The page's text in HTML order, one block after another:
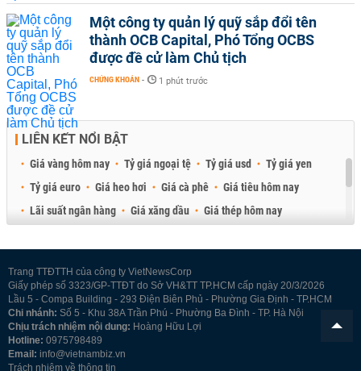
Một công ty quản lý quỹ sắp đổi tên
thành OCB Capital, Phó Tổng OCBS
được đề cử làm Chủ tịch
CHỨNG KHOÁN - 1 phút trước
LIÊN KẾT NỔI BẬT
Giá vàng hôm nay Tỷ giá ngoại tệ Tỷ giá usd
Tỷ giá yen
Tỷ giá euro
Giá heo hơi Giá cà phê
Giá tiêu hôm nay
Lãi suất ngân hàng
Giá xăng dầu
Giá thép hôm nay
Trang TTĐTTH của công ty VietNewsCorp
Giấy phép số 3323/GP-TTĐT do Sở VH&TT TP.HCM cấp ngày 20/3/2026
Lầu 5 - Compa Building - 293 Điện Biên Phủ - Phường Gia Định - TP.HCM
Chi nhánh: Số 5 - Khu 38A Trần Phú - Phường Ba Đình - TP. Hà Nội
Chịu trách nhiệm nội dung: Hoàng Hữu Lợi
Hotline: 0975798489
Email: info@vietnambiz.vn
Trách nhiệm về thông tin